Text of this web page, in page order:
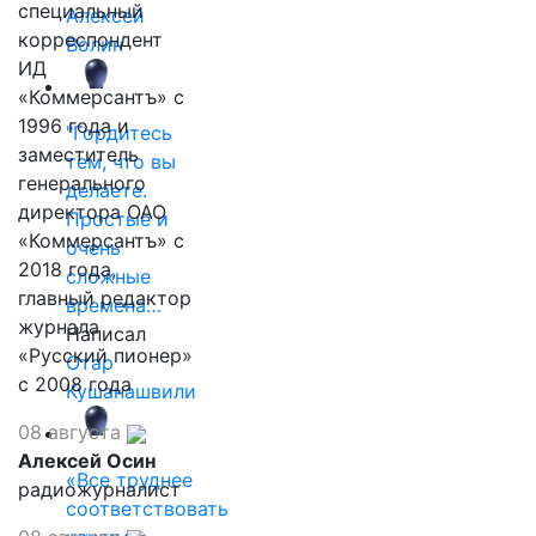
Алексей
Волин
"Гордитесь
тем, что вы
делаете.
Простые и
очень
сложные
времена…
Написал
Отар
Кушанашвили
«Все труднее
соответствовать
специальный
корреспондент
ИД
«Коммерсантъ» с
1996 года и
заместитель
генерального
директора ОАО
«Коммерсантъ» с
2018 года,
главный редактор
журнала
«Русский пионер»
с 2008 года
08 августа
Алексей Осин
радиожурналист